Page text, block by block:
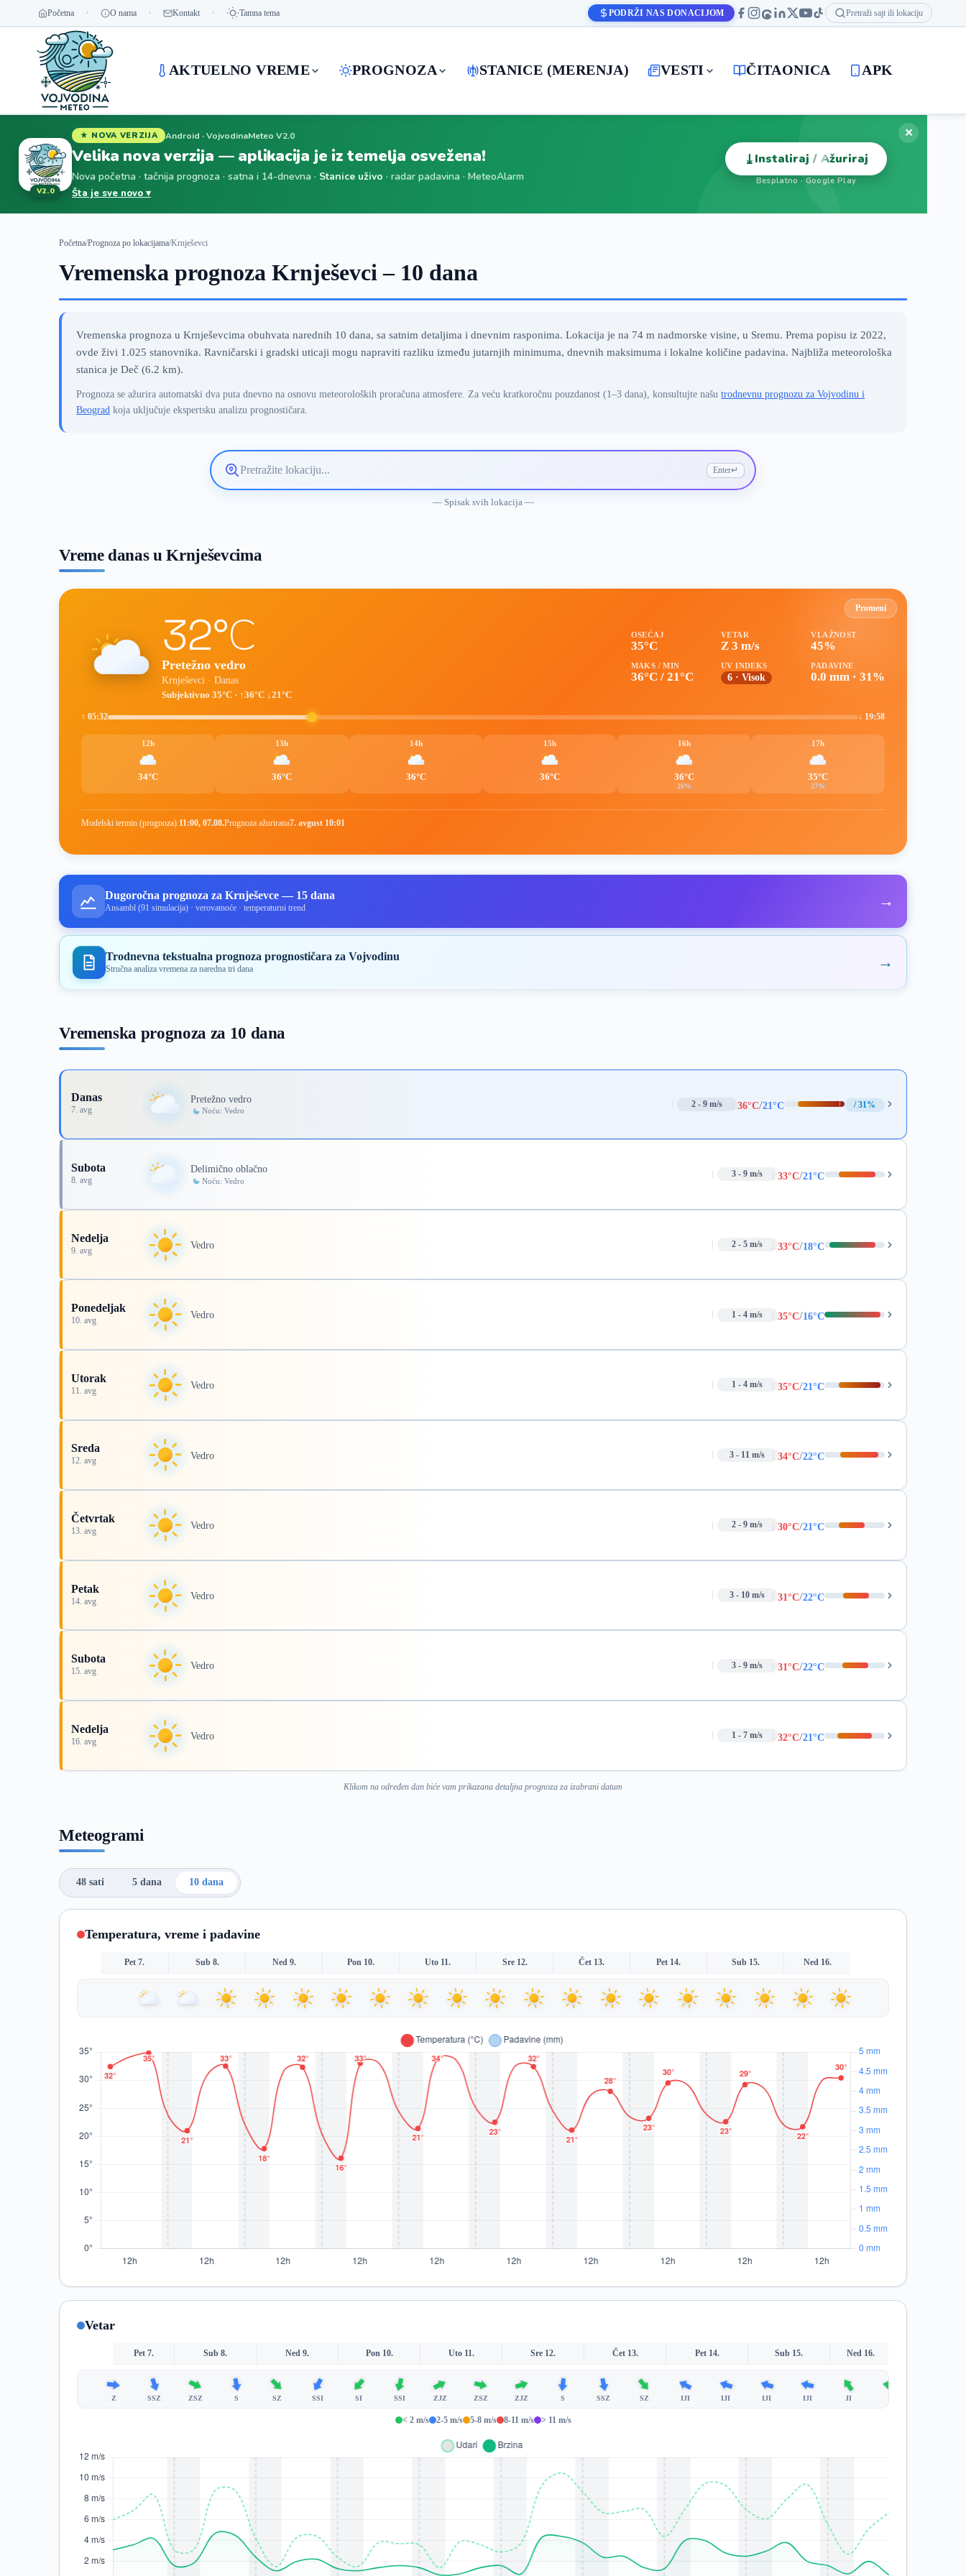
Početna O nama Kontakt Tamna tema PODRŽI NAS DONACIJOM Pretraži sajt ili lokaciju
AKTUELNO VREME PROGNOZA STANICE (MERENJA) VESTI ČITAONICA APK
V2.0
★ NOVA VERZIJA Android · VojvodinaMeteo V2.0
Velika nova verzija — aplikacija je iz temelja osvežena!
Nova početna · tačnija prognoza · satna i 14-dnevna · Stanice uživo · radar padavina · MeteoAlarm
Šta je sve novo ▾
⤓Instaliraj / Ažuriraj
Besplatno · Google Play
✕
Početna/Prognoza po lokacijama/Krnješevci
Vremenska prognoza Krnješevci – 10 dana
Vremenska prognoza u Krnješevcima obuhvata narednih 10 dana, sa satnim detaljima i dnevnim rasponima. Lokacija je na 74 m nadmorske visine, u Sremu. Prema popisu iz 2022,
ovde živi 1.025 stanovnika. Ravničarski i gradski uticaji mogu napraviti razliku između jutarnjih minimuma, dnevnih maksimuma i lokalne količine padavina. Najbliža meteorološka
stanica je Deč (6.2 km).
Prognoza se ažurira automatski dva puta dnevno na osnovu meteoroloških proračuna atmosfere. Za veću kratkoročnu pouzdanost (1–3 dana), konsultujte našutrodnevnu prognozu za Vojvodinu i
Beograd koja uključuje ekspertsku analizu prognostičara.
Pretražite
lokaciju
Enter↵
— Spisak svih lokacija —
Vreme danas u Krnješevcima
Promeni
32°C
Pretežno vedro
Krnješevci · Danas
Subjektivno 35°C · ↑36°C ↓21°C
OSEĆAJ
35°C
VETAR
Z 3 m/s
VLAŽNOST
45%
MAKS / MIN
36°C / 21°C
UV INDEKS
6 · Visok
PADAVINE
0.0 mm · 31%
↑ 05:32 ↓ 19:58
12h
34°C
13h
36°C
14h
36°C
15h
36°C
16h
36°C
20%
17h
35°C
27%
Modelski termin (prognoza):11:00, 07.08.Prognoza ažurirana7. avgust 10:01
Dugoročna prognoza za Krnješevce — 15 dana
Ansambl (91 simulacija) · verovatnoće · temperaturni trend →
Trodnevna tekstualna prognoza prognostičara za Vojvodinu
Stručna analiza vremena za naredna tri dana →
Vremenska prognoza za 10 dana
Danas
7. avg
Pretežno vedro
Noću: Vedro
2 - 9 m/s 36°C/21°C 31%
Subota
8. avg
Delimično oblačno
Noću: Vedro
3 - 9 m/s 33°C/21°C
Nedelja
9. avg Vedro 2 - 5 m/s 33°C/18°C
Ponedeljak
10. avg Vedro 1 - 4 m/s 35°C/16°C
Utorak
11. avg Vedro 1 - 4 m/s 35°C/21°C
Sreda
12. avg Vedro 3 - 11 m/s 34°C/22°C
Četvrtak
13. avg Vedro 2 - 9 m/s 30°C/21°C
Petak
14. avg Vedro 3 - 10 m/s 31°C/22°C
Subota
15. avg Vedro 3 - 9 m/s 31°C/22°C
Nedelja
16. avg Vedro 1 - 7 m/s 32°C/21°C
Klikom na određen dan biće vam prikazana detaljna prognoza za izabrani datum
Meteogrami
48 sati 5 dana 10 dana
Temperatura, vreme i padavine
Pet 7. Sub 8. Ned 9. Pon 10. Uto 11. Sre 12. Čet 13. Pet 14. Sub 15. Ned 16.
Vetar
Pet 7. Sub 8. Ned 9. Pon 10. Uto 11. Sre 12. Čet 13. Pet 14. Sub 15. Ned 16.
Z SSZ ZSZ S SZ SSI SI SSI ZJZ ZSZ ZJZ S SSZ SZ IJI IJI IJI IJI JI I
< 2 m/s 2-5 m/s 5-8 m/s 8-11 m/s > 11 m/s